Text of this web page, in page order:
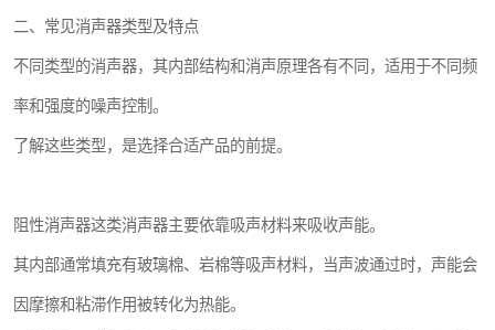
二、常见消声器类型及特点
不同类型的消声器，其内部结构和消声原理各有不同，适用于不同频
率和强度的噪声控制。
了解这些类型，是选择合适产品的前提。
阻性消声器这类消声器主要依靠吸声材料来吸收声能。
其内部通常填充有玻璃棉、岩棉等吸声材料，当声波通过时，声能会
因摩擦和粘滞作用被转化为热能。